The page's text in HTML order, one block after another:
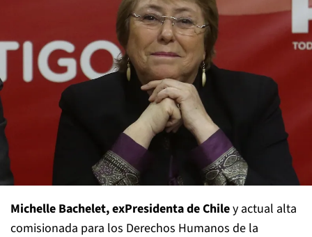
Michelle Bachelet, exPresidenta de Chiley actual alta
comisionada para los Derechos Humanos de la